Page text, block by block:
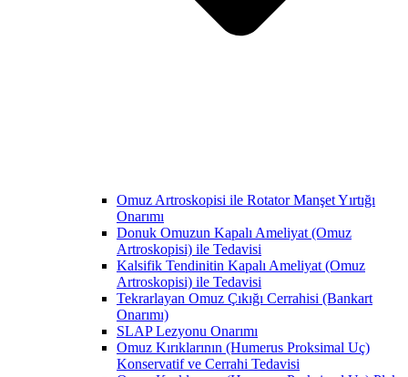
Omuz Artroskopisi ile Rotator Manşet Yırtığı
Onarımı
Donuk Omuzun Kapalı Ameliyat (Omuz
Artroskopisi) ile Tedavisi
Kalsifik Tendinitin Kapalı Ameliyat (Omuz
Artroskopisi) ile Tedavisi
Tekrarlayan Omuz Çıkığı Cerrahisi (Bankart
Onarımı)
SLAP Lezyonu Onarımı
Omuz Kırıklarının (Humerus Proksimal Uç)
Konservatif ve Cerrahi Tedavisi